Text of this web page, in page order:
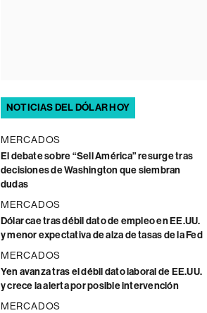
NOTICIAS DEL DÓLAR HOY
MERCADOS
El debate sobre “Sell América” resurge tras
decisiones de Washington que siembran
dudas
MERCADOS
Dólar cae tras débil dato de empleo en EE.UU.
y menor expectativa de alza de tasas de la Fed
MERCADOS
Yen avanza tras el débil dato laboral de EE.UU.
y crece la alerta por posible intervención
MERCADOS